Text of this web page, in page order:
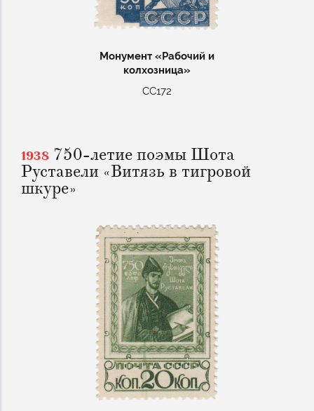
Монумент «Рабочий и
колхозница»
СС172
1938 750-летие поэмы Шота
Руставели «Витязь в тигровой
шкуре»